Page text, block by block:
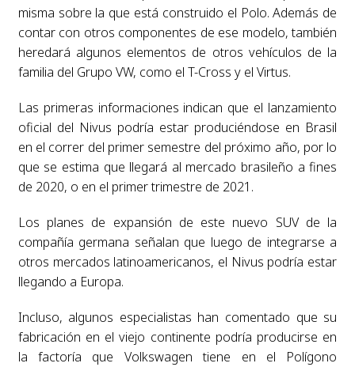
misma sobre la que está construido el Polo. Además de
contar con otros componentes de ese modelo, también
heredará algunos elementos de otros vehículos de la
familia del Grupo VW, como el T-Cross y el Virtus.
Las primeras informaciones indican que el lanzamiento
oficial del Nivus podría estar produciéndose en Brasil
en el correr del primer semestre del próximo año, por lo
que se estima que llegará al mercado brasileño a fines
de 2020, o en el primer trimestre de 2021.
Los planes de expansión de este nuevo SUV de la
compañía germana señalan que luego de integrarse a
otros mercados latinoamericanos, el Nivus podría estar
llegando a Europa.
Incluso, algunos especialistas han comentado que su
fabricación en el viejo continente podría producirse en
la factoría que Volkswagen tiene en el Polígono